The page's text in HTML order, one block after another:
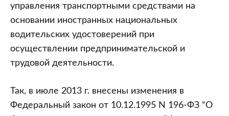
управления транспортными средствами на
основании иностранных национальных
водительских удостоверений при
осуществлении предпринимательской и
трудовой деятельности.
Так, в июле 2013 г. внесены изменения в
Федеральный закон от 10.12.1995 N 196-ФЗ “О